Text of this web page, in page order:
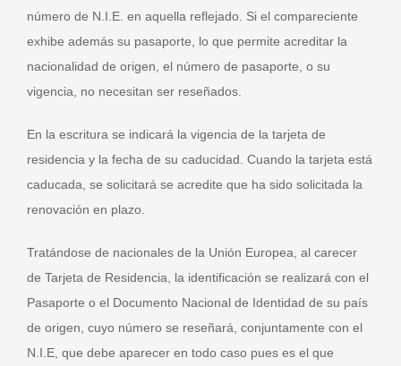
número de N.I.E. en aquella reflejado. Si el compareciente
exhibe además su pasaporte, lo que permite acreditar la
nacionalidad de origen, el número de pasaporte, o su
vigencia, no necesitan ser reseñados.
En la escritura se indicará la vigencia de la tarjeta de
residencia y la fecha de su caducidad. Cuando la tarjeta está
caducada, se solicitará se acredite que ha sido solicitada la
renovación en plazo.
Tratándose de nacionales de la Unión Europea, al carecer
de Tarjeta de Residencia, la identificación se realizará con el
Pasaporte o el Documento Nacional de Identidad de su país
de origen, cuyo número se reseñará, conjuntamente con el
N.I.E, que debe aparecer en todo caso pues es el que